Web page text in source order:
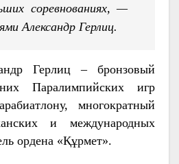
соревнованиях, —
Александр Герлиц.
Герлиц – бронзовый
Паралимпийских игр
многократный
и международных
ордена «Құрмет».